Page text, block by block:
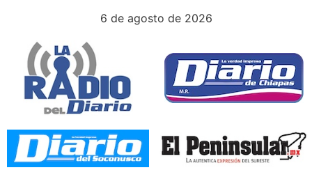
6 de agosto de 2026